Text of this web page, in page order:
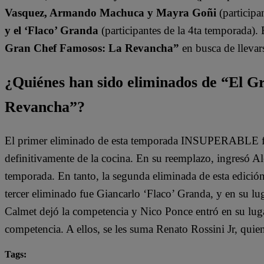
Vasquez, Armando Machuca y Mayra Goñi
y el ‘Flaco’ Granda (participantes de la 4ta temporada).
Gran Chef Famosos: La Revancha” en busca de
¿Quiénes han sido eliminados de “El
Revancha”?
El primer eliminado de esta temporada INSUPERABLE
definitivamente de la cocina. En su reemplazo, ingresó
temporada. En tanto, la segunda eliminada de esta
tercer eliminado fue Giancarlo ‘Flaco’ Granda, y en su
Calmet dejó la competencia y Nico Ponce entró en su
competencia. A ellos, se les suma Renato Rossini Jr,
Tags: